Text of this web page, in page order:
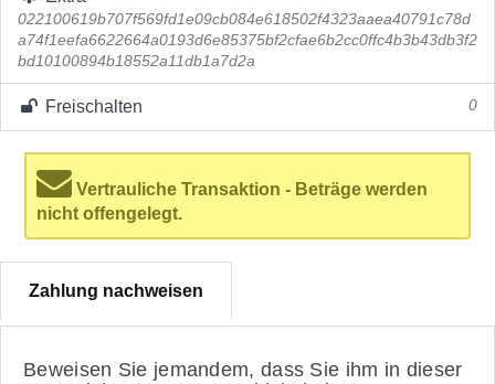
022100619b707f569fd1e09cb084e618502f4323aaea40791c78d
a74f1eefa6622664a0193d6e85375bf2cfae6b2cc0ffc4b3b43db3f2
bd10100894b18552a11db1a7d2a
Freischalten 0
Vertrauliche Transaktion - Beträge werden
nicht offengelegt.
Zahlung nachweisen
Beweisen Sie jemandem, dass Sie ihm in dieser